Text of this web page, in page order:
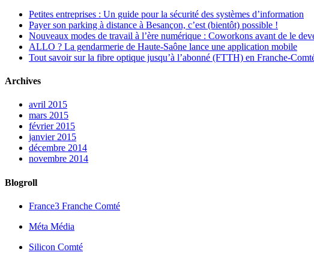
Petites entreprises : Un guide pour la sécurité des systèmes d’information
Payer son parking à distance à Besançon, c’est (bientôt) possible !
Nouveaux modes de travail à l’ère numérique : Coworkons avant de le
ALLO ? La gendarmerie de Haute-Saône lance une application mobile
Tout savoir sur la fibre optique jusqu’à l’abonné (FTTH) en Franche-
Archives
avril 2015
mars 2015
février 2015
janvier 2015
décembre 2014
novembre 2014
Blogroll
France3 Franche Comté
Méta Média
Silicon Comté